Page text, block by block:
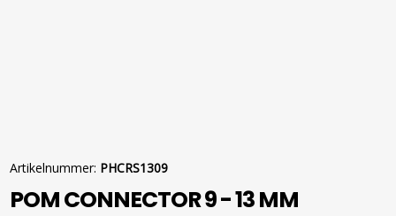
Artikelnummer: PHCRS1309
POM CONNECTOR 9 - 13 MM